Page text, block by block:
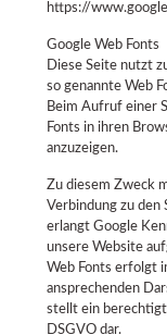
https://
Google Web Fonts
Diese Seite nutzt
so genannte Web
Beim Aufruf einer
Fonts in ihren
anzuzeigen.
Zu diesem Zweck
Verbindung zu den
erlangt Google
unsere Website
Web Fonts erfolgt
ansprechenden
stellt ein
DSGVO dar.